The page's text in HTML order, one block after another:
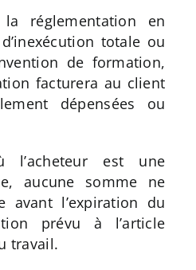
réglementation en
totale ou
de formation,
facturera au client
dépensées ou
est une
aucune somme ne
avant l’expiration du
prévu à l’article
travail.